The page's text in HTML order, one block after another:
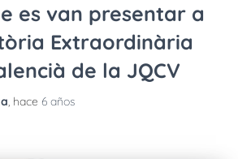
es van presentar a
Extraordinària
de la JQCV
, hace 6 años